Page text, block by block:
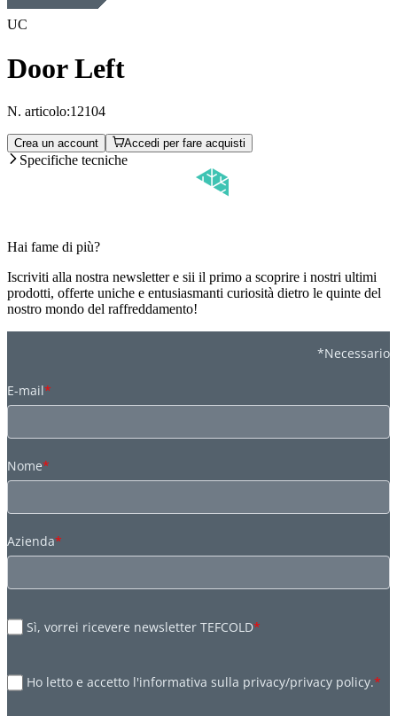
UC
Door Left
N. articolo:12104
Crea un account Accedi per fare acquisti
Specifiche tecniche
Hai fame di più?
Iscriviti alla nostra newsletter e sii il primo a scoprire i nostri ultimi
prodotti, offerte uniche e entusiasmanti curiosità dietro le quinte del
nostro mondo del raffreddamento!
*Necessario
E-mail*
Nome*
Azienda*
Sì, vorrei ricevere newsletter TEFCOLD*
Ho letto e accetto l'informativa sulla privacy/privacy policy.*